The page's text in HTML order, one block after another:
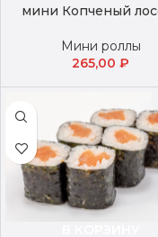
мини Копченый
Мини роллы
265,00₽